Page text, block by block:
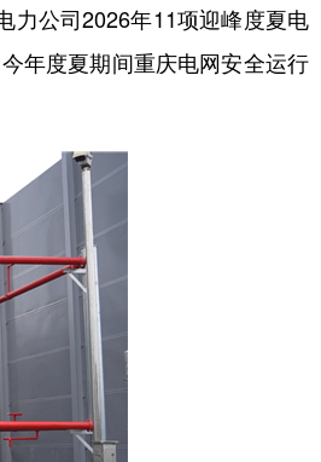
公司2026年11项迎峰度夏电
年度夏期间重庆电网安全运行